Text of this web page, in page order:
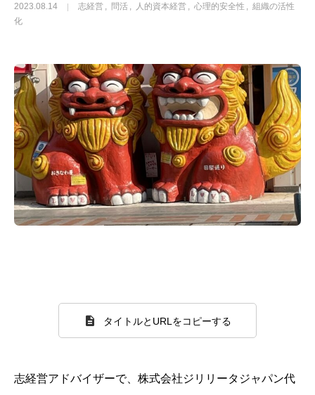
2023.08.14 志経営 問活 人的資本経営 心理的安全性
組織の活性
化
タイトルとURLをコピーする
志経営アドバイザーで、株式会社ジリリータジャパン代